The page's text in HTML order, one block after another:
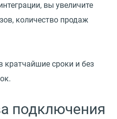
вы увеличите
количество продаж
кратчайшие сроки и без
подключения